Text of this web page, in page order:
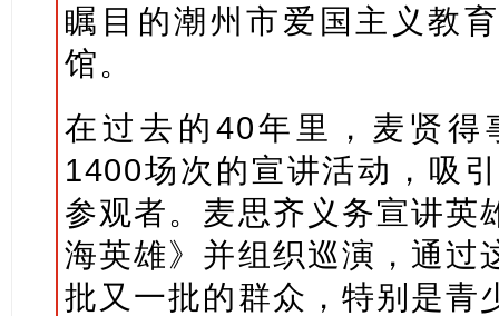
瞩目的潮州市爱国主义教
馆。
在过去的40年里，麦贤得
1400场次的宣讲活动，吸
参观者。麦思齐义务宣讲英
海英雄》并组织巡演，通过
批又一批的群众，特别是青